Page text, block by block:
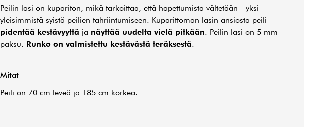
Peilin lasi on kupariton, mikä tarkoittaa, että hapettumista vältetään - yksi
yleisimmistä syistä peilien tahriintumiseen. Kuparittoman lasin ansiosta peili
pidentää kestävyyttä ja näyttää uudelta vielä pitkään. Peilin lasi on 5 mm
paksu. Runko on valmistettu kestävästä teräksestä.
Mitat
Peili on 70 cm leveä ja 185 cm korkea.